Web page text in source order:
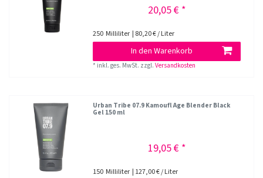
20,05 € *
250 Milliliter | 80,20 € / Liter
In den Warenkorb
* inkl. ges. MwSt. zzgl.Versandkosten
Urban Tribe 07.9 Kamoufl Age Blender Black
Gel 150 ml
19,05 € *
150 Milliliter | 127,00 € / Liter